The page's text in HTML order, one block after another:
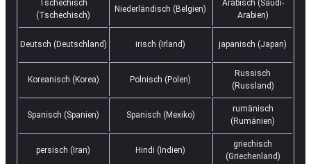
Tschechisch
(Tschechisch)
Niederländisch (Belgien)
Arabisch (Saudi-
Arabien)
Deutsch (Deutschland) irisch (Irland) japanisch (Japan)
Koreanisch (Korea) Polnisch (Polen)
Russisch
(Russland)
Spanisch (Spanien) Spanisch (Mexiko)
rumänisch
(Rumänien)
persisch (Iran) Hindi (Indien)
griechisch
(Griechenland)